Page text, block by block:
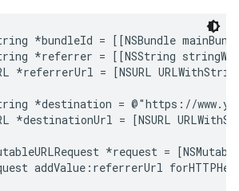
*bundleId = [[NSBundle
*referrer = [[NSString
*referrerUrl = [NSURL
*destination = @"https://
*destinationUrl = [NSURL
*request =
addValue:referrerUrl